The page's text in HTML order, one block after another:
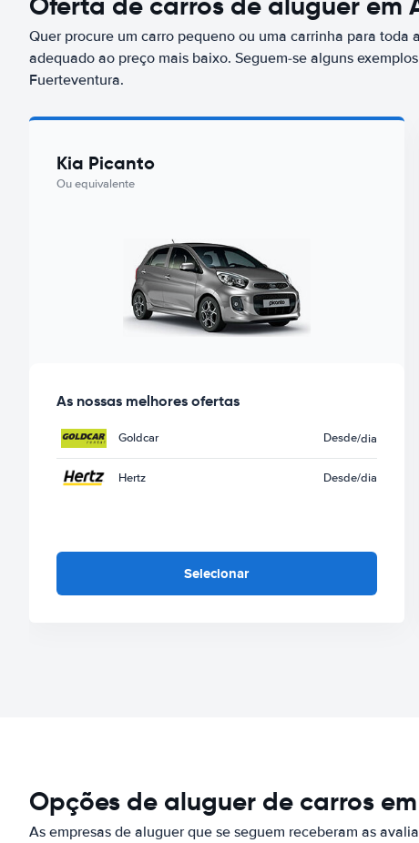
Quer procure um carro pequeno ou uma carrinha para toda
adequado ao preço mais baixo. Seguem-se alguns
Fuerteventura.
Kia Picanto
Ou equivalente
As nossas melhores ofertas
Goldcar Desde/dia
Hertz Desde/dia
Selecionar
Opções de aluguer de carros
As empresas de aluguer que se seguem receberam as